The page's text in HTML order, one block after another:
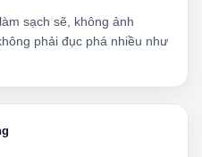
sạch sẽ, không ảnh
phải đục phá nhiều như